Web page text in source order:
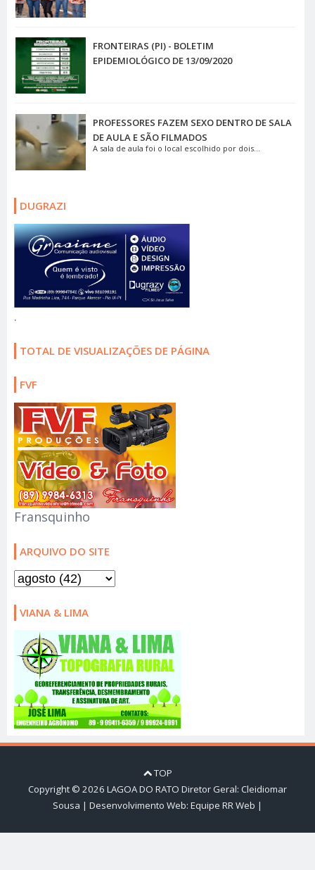
FRONTEIRAS (PI) - BOLETIM
EPIDEMIOLÓGICO DE 13/09/2020
PROFESSORES FAZEM SEXO DENTRO DE SALA
DE AULA E SÃO FILMADOS
A sala de aula foi o local escolhido por dois...
DUGRAZI
.
TOTAL DE VISUALIZAÇÕES DE PÁGINA
FVF
Fransquinho
ARQUIVO DO SITE
VIANA & LIMA
TOP
Copyright © 2026 LAGOA DO RATO Diretor Geral: Cleidiomar
Sousa | Desenvolvimento Web: Equipe RR Web |